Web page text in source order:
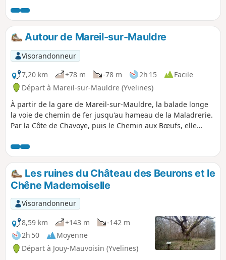
curiosités patrimoniales.
Autour de Mareil-sur-Mauldre
Visorandonneur
7,20 km
+78 m -78 m 2h 15
Facile
Départ à Mareil-sur-Mauldre (Yvelines)
À partir de la gare de Mareil-sur-Mauldre, la balade longe
la voie de chemin de fer jusqu'au hameau de la Maladrerie.
Par la Côte de Chavoye, puis le Chemin aux Bœufs, elle
terrain de modélisme, elle rejoint à gauche les terres du
Cheminet et des Beurres pour atteindre les maisons du
Parc de Mareil. Une descente à travers le parc par de
petites sentes, avec parfois des escaliers permet de
rejoindre la gare.
Les ruines du Château des Beurons et le
Chêne Mademoiselle
Visorandonneur
8,59 km
+143 m
-142 m
2h 50
Moyenne
Départ à Jouy-Mauvoisin (Yvelines)